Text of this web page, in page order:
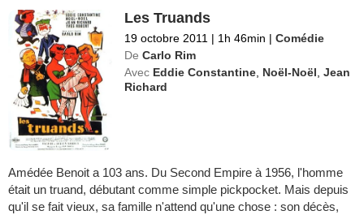
Les Truands
19 octobre 2011 | 1h 46min | Comédie
De Carlo Rim
Avec Eddie Constantine Noël-Noël ,Jean
Richard
Amédée Benoit a 103 ans. Du Second Empire à 1956, l'homme
était un truand, débutant comme simple pickpocket. Mais depuis
qu'il se fait vieux, sa famille n'attend qu'une chose : son décès,